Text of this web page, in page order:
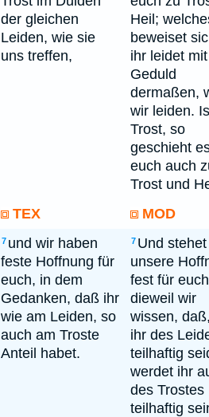
der gleichen
Leiden, wie sie
uns treffen,
Heil;
beweiset
ihr leidet mit
Geduld
dermaßen,
wir leiden.
Trost, so
geschieht
euch auch
Trost und
TEX MOD
7 und wir haben
feste Hoffnung für
euch, in dem
Gedanken, daß ihr
wie am Leiden, so
auch am Troste
Anteil habet.
7 Und stehet
unsere
fest für
dieweil wir
wissen,
ihr des
teilhaftig
werdet ihr
des Trostes
teilhaftig